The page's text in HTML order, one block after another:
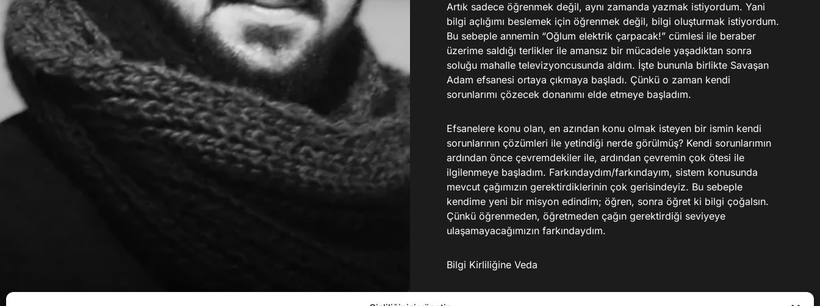
Artık sadece öğrenmek değil, aynı zamanda yazmak istiyordum. Yani
bilgi açlığımı beslemek için öğrenmek değil, bilgi oluşturmak istiyordum.
Bu sebeple annemin “Oğlum elektrik çarpacak!” cümlesi ile beraber
üzerime saldığı terlikler ile amansız bir mücadele yaşadıktan sonra
soluğu mahalle televizyoncusunda aldım. İşte bununla birlikte Savaşan
Adam efsanesi ortaya çıkmaya başladı. Çünkü o zaman kendi
sorunlarımı çözecek donanımı elde etmeye başladım.
Efsanelere konu olan, en azından konu olmak isteyen bir ismin kendi
sorunlarının çözümleri ile yetindiği nerde görülmüş? Kendi sorunlarımın
ardından önce çevremdekiler ile, ardından çevremin çok ötesi ile
ilgilenmeye başladım. Farkındaydım/farkındayım, sistem konusunda
mevcut çağımızın gerektirdiklerinin çok gerisindeyiz. Bu sebeple
kendime yeni bir misyon edindim; öğren, sonra öğret ki bilgi çoğalsın.
Çünkü öğrenmeden, öğretmeden çağın gerektirdiği seviyeye
ulaşamayacağımızın farkındaydım.
Bilgi Kirliliğine Veda